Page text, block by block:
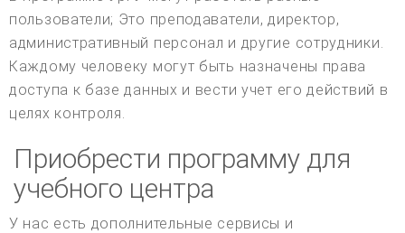
пользователи; Это преподаватели, директор,
административный персонал и другие сотрудники.
Каждому человеку могут быть назначены права
доступа к базе данных и вести учет его действий в
целях контроля.
Приобрести программу для
учебного центра
У нас есть дополнительные сервисы и